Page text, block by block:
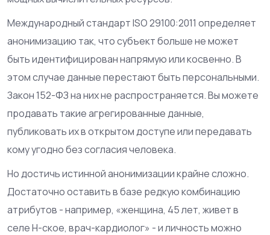
Международный стандарт ISO 29100:2011 определяет
анонимизацию так, что субъект больше не может
быть идентифицирован напрямую или косвенно. В
этом случае данные перестают быть персональными.
Закон 152-ФЗ на них не распространяется. Вы можете
продавать такие агрегированные данные,
публиковать их в открытом доступе или передавать
кому угодно без согласия человека.
Но достичь истинной анонимизации крайне сложно.
Достаточно оставить в базе редкую комбинацию
атрибутов - например, «женщина, 45 лет, живет в
селе Н-ское, врач-кардиолог» - и личность можно